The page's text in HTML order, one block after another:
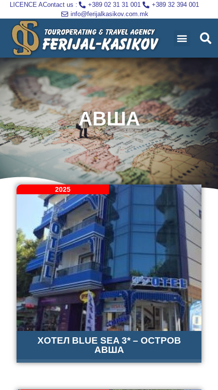
LICENCE AContact us : +389 02 31 31 001
+389 32 394 001
info@ferijalkasikov.com.mk
АВША
2025
ХОТЕЛ BLUE SEA 3* – ОСТРОВ
АВША